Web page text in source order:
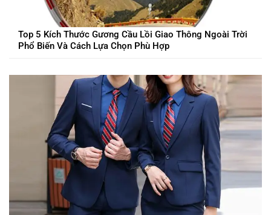
Top 5 Kích Thước Gương Cầu Lồi Giao Thông Ngoài Trời
Phổ Biến Và Cách Lựa Chọn Phù Hợp